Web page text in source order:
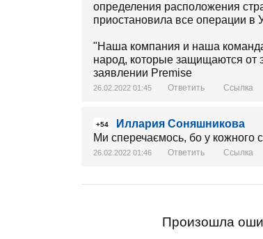
определения расположения
приостановила все операции в
"Наша компания и наша
народ, которые защищаются от
заявлении Premise
26.02.2022 01:45 Ответить Ссылка
+54
Иллария Соняшникова
Ми сперечаємось, бо у кожного
26.02.2022 01:46 Ответить Ссылка
Произошла